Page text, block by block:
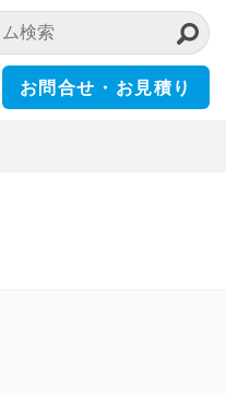
お問合せ・お見積り